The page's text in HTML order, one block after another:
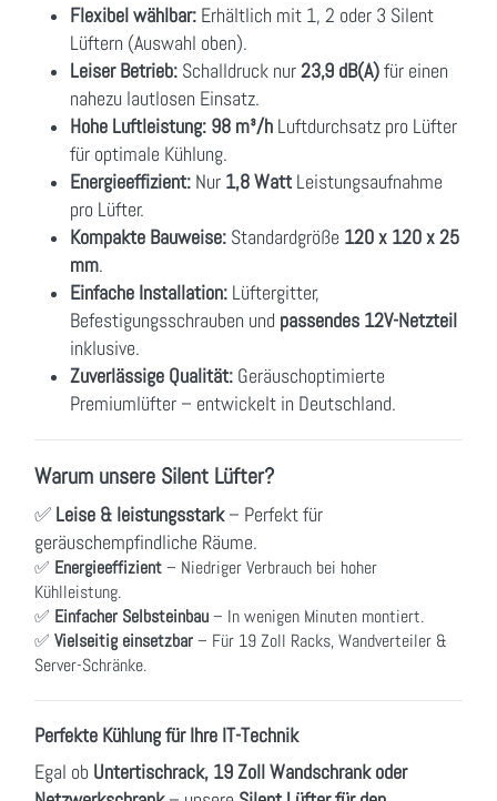
Flexibel wählbar: Erhältlich mit 1, 2 oder 3 Silent
Lüftern (Auswahl oben).
Leiser Betrieb: Schalldruck nur23,9 dB(A)für einen
nahezu lautlosen Einsatz.
Hohe Luftleistung: 98 m³/h Luftdurchsatz pro Lüfter
für optimale Kühlung.
Energieeffizient: Nur 1,8 Watt Leistungsaufnahme
pro Lüfter.
Kompakte Bauweise: Standardgröße 120 x 120 x 25
mm.
Einfache Installation: Lüftergitter,
Befestigungsschrauben und passendes 12V-Netzteil
inklusive.
Zuverlässige Qualität: Geräuschoptimierte
Premiumlüfter – entwickelt in Deutschland.
Warum unsere Silent Lüfter?
✅ Leise & leistungsstark– Perfekt für
geräuschempfindliche Räume.
✅ Energieeffizient– Niedriger Verbrauch bei hoher
Kühlleistung.
✅ Einfacher Selbsteinbau– In wenigen Minuten montiert.
✅ Vielseitig einsetzbar– Für 19 Zoll Racks, Wandverteiler &
Server-Schränke.
Perfekte Kühlung für Ihre IT-Technik
Egal ob Untertischrack, 19 Zoll Wandschrank oder